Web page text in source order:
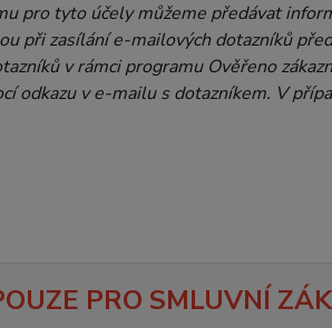
pro tyto účely můžeme předávat
při zasílání e-mailových dotazníků
v rámci programu Ověřeno
odkazu v e-mailu s dotazníkem. V
PRO SMLUVNÍ